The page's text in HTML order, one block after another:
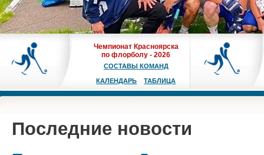
Чемпионат Красноярска
по флорболу - 2026
СОСТАВЫ КОМАНД
КАЛЕНДАРЬ ТАБЛИЦА
Последние новости